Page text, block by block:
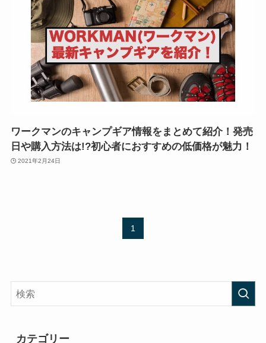
ワークマンのキャンプギア情報をまとめて紹介！発売
日や購入方法は!?初心者におすすめの低価格が魅力！
2021年2月24日
1
カテゴリー